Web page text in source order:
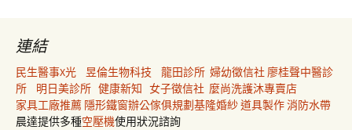
連結
民生醫事X光 昱倫生物科技 龍田診所 婦幼徵信社 廖桂聲中醫診
所
明日美診所 健康新知 女子徵信社 麼尚洗護沐專賣店
家具工廠推薦 隱形鐵窗辦公傢俱規劃基隆婚紗道具製作消防水帶
晨達提供多種空壓機使用狀況諮詢